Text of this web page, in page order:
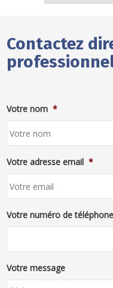
Contactez
Votre nom *
Votre adresse email *
Votre numéro de téléphone
Votre message